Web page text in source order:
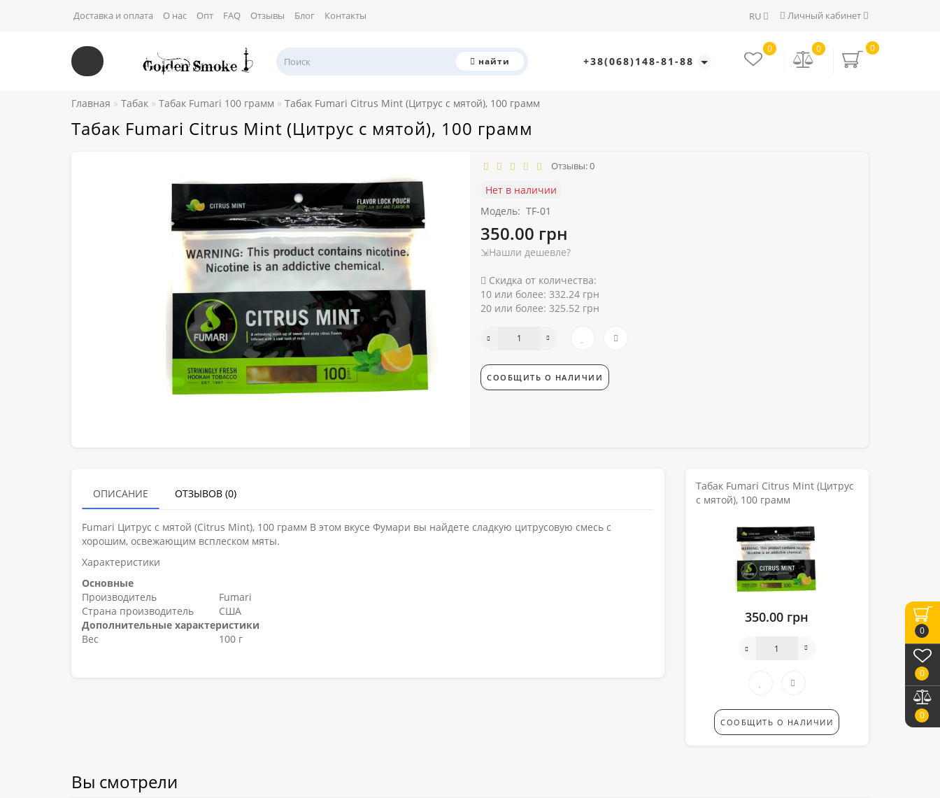
0
0
0
Личный кабинет
RU
Доставка и оплата О нас Опт FAQ Отзывы Блог Контакты
найти +38(068)148-81-88
0
0
0
Главная Табак Табак Fumari 100 грамм Табак Fumari Citrus Mint (Цитрус с мятой), 100 грамм
Табак Fumari Citrus Mint (Цитрус с мятой), 100 грамм
Отзывы: 0
Нет в наличии
Модель: TF-01
350.00 грн
⇲Нашли дешевле?
Скидка от количества:
10 или более: 332.24 грн
20 или более: 325.52 грн
СООБЩИТЬ О НАЛИЧИИ
ОПИСАНИЕ ОТЗЫВОВ (0)
Fumari Цитрус с мятой (Citrus Mint), 100 грамм В этом вкусе Фумари вы найдете сладкую цитрусовую смесь с
хорошим, освежающим всплеском мяты.
Характеристики
Основные
Производитель
Fumari
Страна производитель
США
Дополнительные характеристики
Вес
100 г
Табак Fumari Citrus Mint (Цитрус
с мятой), 100 грамм
350.00 грн
СООБЩИТЬ О НАЛИЧИИ
Вы смотрели